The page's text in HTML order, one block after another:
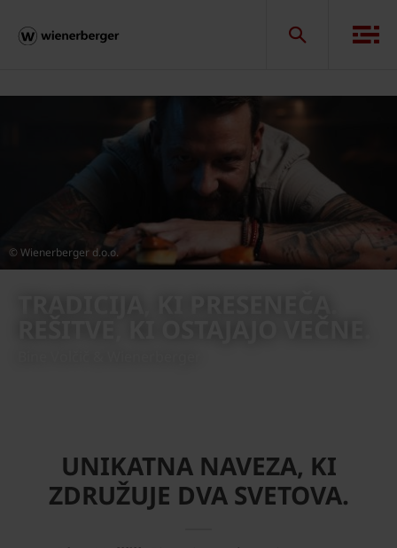
© Wienerberger d.o.o.
UNIKATNA NAVEZA, KI
ZDRUŽUJE DVA SVETOVA.